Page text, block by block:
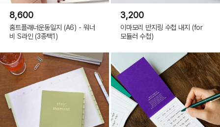
8,600
홈트플래너운동일지 (A6) - 워너
비 S라인 (3종택1)
3,200
이마모리 반지링 수첩 내지 (for
모듈러 수첩)